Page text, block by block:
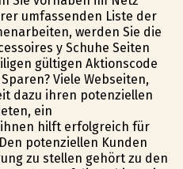
umfassenden Liste der
werden Sie die
y Schuhe Seiten
gültigen Aktionscode
Viele Webseiten,
dazu ihren potenziellen
ein
hilft erfolgreich für
potenziellen Kunden
zu stellen gehört zu den